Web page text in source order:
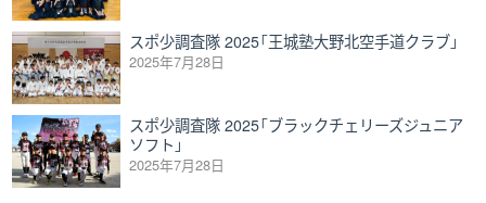
スポ少調査隊 2025「王城塾大野北空手道クラブ」
2025年7月28日
スポ少調査隊 2025「ブラックチェリーズジュニア
ソフト」
2025年7月28日